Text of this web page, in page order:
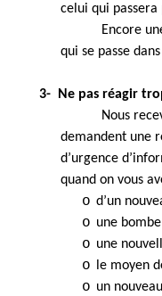
celui qui
Encore
qui se passe
3-
Ne pas réagir
Nous
demandent une
d’urgence
quand on vous
o d’un
o une
o une
o le moyen
o un